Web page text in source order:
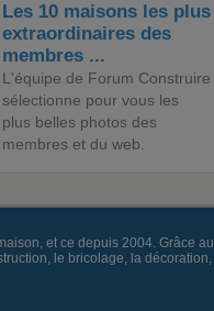
Les 10 maisons les plus
extraordinaires des
membres ...
L'équipe de Forum Construire
sélectionne pour vous les
plus belles photos des
membres et du web.
et ce depuis 2004. Grâce
le bricolage, la décoration,